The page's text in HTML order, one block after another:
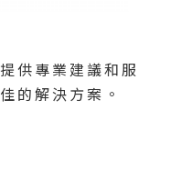
供專業建議和服
的解決方案。